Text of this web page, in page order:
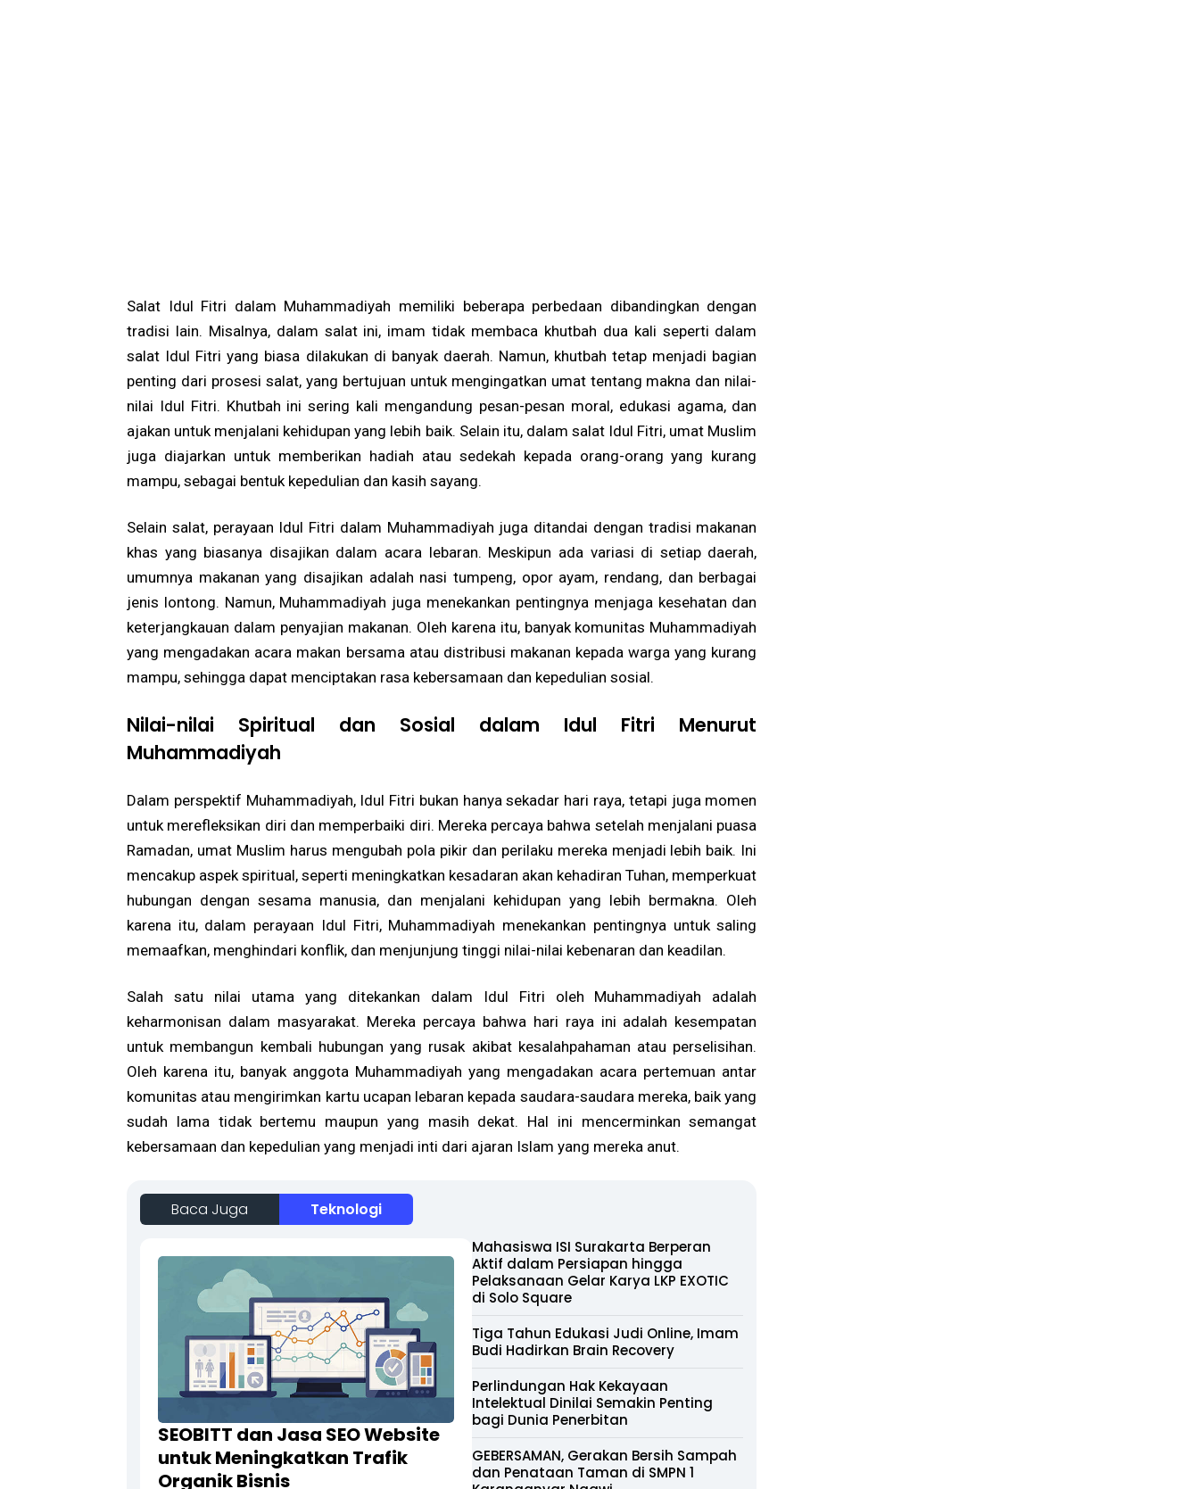
Salat Idul Fitri dalam Muhammadiyah memiliki beberapa perbedaan dibandingkan dengan
tradisi lain. Misalnya, dalam salat ini, imam tidak membaca khutbah dua kali seperti dalam
salat Idul Fitri yang biasa dilakukan di banyak daerah. Namun, khutbah tetap menjadi bagian
penting dari prosesi salat, yang bertujuan untuk mengingatkan umat tentang makna dan nilai-
nilai Idul Fitri. Khutbah ini sering kali mengandung pesan-pesan moral, edukasi agama, dan
ajakan untuk menjalani kehidupan yang lebih baik. Selain itu, dalam salat Idul Fitri, umat Muslim
juga diajarkan untuk memberikan hadiah atau sedekah kepada orang-orang yang kurang
mampu, sebagai bentuk kepedulian dan kasih sayang.
Selain salat, perayaan Idul Fitri dalam Muhammadiyah juga ditandai dengan tradisi makanan
khas yang biasanya disajikan dalam acara lebaran. Meskipun ada variasi di setiap daerah,
umumnya makanan yang disajikan adalah nasi tumpeng, opor ayam, rendang, dan berbagai
jenis lontong. Namun, Muhammadiyah juga menekankan pentingnya menjaga kesehatan dan
keterjangkauan dalam penyajian makanan. Oleh karena itu, banyak komunitas Muhammadiyah
yang mengadakan acara makan bersama atau distribusi makanan kepada warga yang kurang
mampu, sehingga dapat menciptakan rasa kebersamaan dan kepedulian sosial.
Nilai-nilai Spiritual dan Sosial dalam Idul Fitri Menurut
Muhammadiyah
Dalam perspektif Muhammadiyah, Idul Fitri bukan hanya sekadar hari raya, tetapi juga momen
untuk merefleksikan diri dan memperbaiki diri. Mereka percaya bahwa setelah menjalani puasa
Ramadan, umat Muslim harus mengubah pola pikir dan perilaku mereka menjadi lebih baik. Ini
mencakup aspek spiritual, seperti meningkatkan kesadaran akan kehadiran Tuhan, memperkuat
hubungan dengan sesama manusia, dan menjalani kehidupan yang lebih bermakna. Oleh
karena itu, dalam perayaan Idul Fitri, Muhammadiyah menekankan pentingnya untuk saling
memaafkan, menghindari konflik, dan menjunjung tinggi nilai-nilai kebenaran dan keadilan.
Salah satu nilai utama yang ditekankan dalam Idul Fitri oleh Muhammadiyah adalah
keharmonisan dalam masyarakat. Mereka percaya bahwa hari raya ini adalah kesempatan
untuk membangun kembali hubungan yang rusak akibat kesalahpahaman atau perselisihan.
Oleh karena itu, banyak anggota Muhammadiyah yang mengadakan acara pertemuan antar
komunitas atau mengirimkan kartu ucapan lebaran kepada saudara-saudara mereka, baik yang
sudah lama tidak bertemu maupun yang masih dekat. Hal ini mencerminkan semangat
kebersamaan dan kepedulian yang menjadi inti dari ajaran Islam yang mereka anut.
Baca Juga Teknologi
SEOBITT dan Jasa SEO Website
untuk Meningkatkan Trafik
Organik Bisnis
Mahasiswa ISI Surakarta Berperan
Aktif dalam Persiapan hingga
Pelaksanaan Gelar Karya LKP EXOTIC
di Solo Square
Tiga Tahun Edukasi Judi Online, Imam
Budi Hadirkan Brain Recovery
Perlindungan Hak Kekayaan
Intelektual Dinilai Semakin Penting
bagi Dunia Penerbitan
GEBERSAMAN, Gerakan Bersih Sampah
dan Penataan Taman di SMPN 1